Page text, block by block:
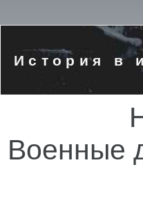
История в
Военные